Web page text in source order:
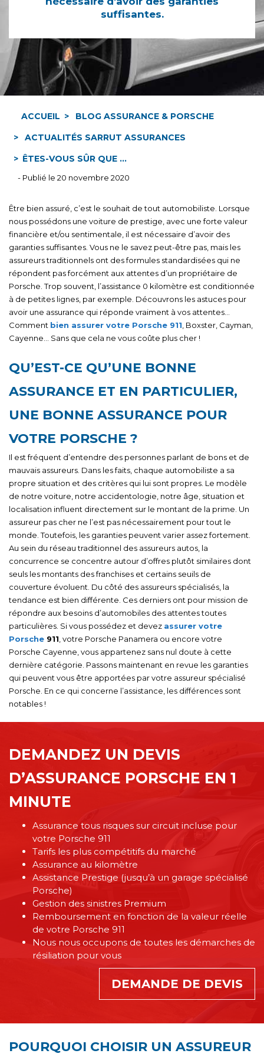
suffisantes.
ACCUEIL
BLOG ASSURANCE & PORSCHE
ACTUALITÉS SARRUT ASSURANCES
ÊTES-VOUS SÛR QUE ...
- Publié le 20 novembre 2020
Être bien assuré, c’est le souhait de tout automobiliste. Lorsque
nous possédons une voiture de prestige, avec une forte valeur
financière et/ou sentimentale, il est nécessaire d’avoir des
garanties suffisantes. Vous ne le savez peut-être pas, mais les
assureurs traditionnels ont des formules standardisées qui ne
répondent pas forcément aux attentes d’un propriétaire de
Porsche. Trop souvent, l’assistance 0 kilomètre est conditionnée
à de petites lignes, par exemple. Découvrons les astuces pour
avoir une assurance qui réponde vraiment à vos attentes…
Comment bien assurer votre Porsche 911 , Boxster, Cayman,
Cayenne… Sans que cela ne vous coûte plus cher !
QU’EST-CE QU’UNE BONNE
ASSURANCE ET EN PARTICULIER,
UNE BONNE ASSURANCE POUR
VOTRE PORSCHE ?
Il est fréquent d’entendre des personnes parlant de bons et de
mauvais assureurs. Dans les faits, chaque automobiliste a sa
propre situation et des critères qui lui sont propres. Le modèle
de notre voiture, notre accidentologie, notre âge, situation et
localisation influent directement sur le montant de la prime. Un
assureur pas cher ne l’est pas nécessairement pour tout le
monde. Toutefois, les garanties peuvent varier assez fortement.
Au sein du réseau traditionnel des assureurs autos, la
concurrence se concentre autour d’offres plutôt similaires dont
seuls les montants des franchises et certains seuils de
couverture évoluent. Du côté des assureurs spécialisés, la
tendance est bien différente. Ces derniers ont pour mission de
répondre aux besoins d’automobiles des attentes toutes
particulières. Si vous possédez et devez assurer votre
Porsche 911 , votre Porsche Panamera ou encore votre
Porsche Cayenne, vous appartenez sans nul doute à cette
dernière catégorie. Passons maintenant en revue les garanties
qui peuvent vous être apportées par votre assureur spécialisé
Porsche. En ce qui concerne l’assistance, les différences sont
notables !
DEMANDEZ UN DEVIS
D’ASSURANCE PORSCHE EN 1
MINUTE
Assurance tous risques sur circuit incluse pour
votre Porsche 911
Tarifs les plus compétitifs du marché
Assurance au kilomètre
Assistance Prestige (jusqu’à un garage spécialisé
Porsche)
Gestion des sinistres Premium
Remboursement en fonction de la valeur réelle
de votre Porsche 911
Nous nous occupons de toutes les démarches de
résiliation pour vous
DEMANDE DE DEVIS
POURQUOI CHOISIR UN ASSUREUR